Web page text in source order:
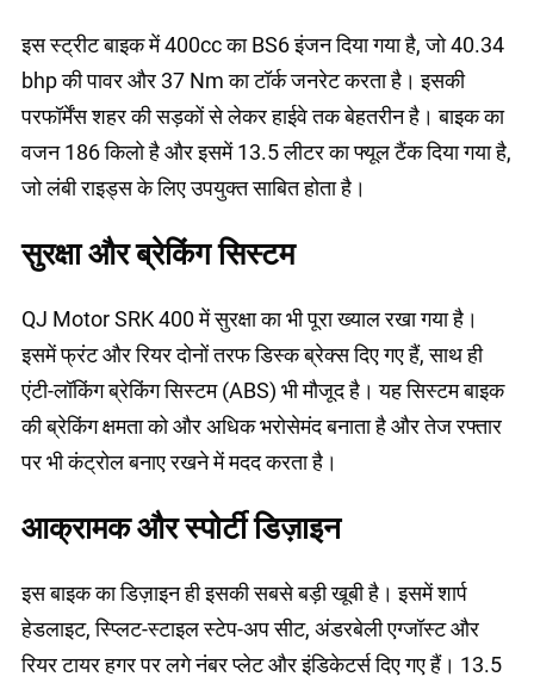
इस स्ट्रीट बाइक में 400cc का BS6 इंजन दिया गया है, जो 40.34
bhp की पावर और 37 Nm का टॉर्क जनरेट करता है। इसकी
परफॉर्मेंस शहर की सड़कों से लेकर हाईवे तक बेहतरीन है। बाइक का
वजन 186 किलो है और इसमें 13.5 लीटर का फ्यूल टैंक दिया गया है,
जो लंबी राइड्स के लिए उपयुक्त साबित होता है।
सुरक्षा और ब्रेकिंग सिस्टम
QJ Motor SRK 400 में सुरक्षा का भी पूरा ख्याल रखा गया है।
इसमें फ्रंट और रियर दोनों तरफ डिस्क ब्रेक्स दिए गए हैं, साथ ही
एंटी-लॉकिंग ब्रेकिंग सिस्टम (ABS) भी मौजूद है। यह सिस्टम बाइक
की ब्रेकिंग क्षमता को और अधिक भरोसेमंद बनाता है और तेज रफ्तार
पर भी कंट्रोल बनाए रखने में मदद करता है।
आक्रामक और स्पोर्टी डिज़ाइन
इस बाइक का डिज़ाइन ही इसकी सबसे बड़ी खूबी है। इसमें शार्प
हेडलाइट, स्प्लिट-स्टाइल स्टेप-अप सीट, अंडरबेली एग्जॉस्ट और
रियर टायर हगर पर लगे नंबर प्लेट और इंडिकेटर्स दिए गए हैं। 13.5